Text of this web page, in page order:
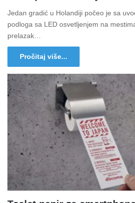
Jedan gradić u Holandiji počeo je sa
podloga sa LED osvetljenjem na
prelazak…
Pročitaj više...